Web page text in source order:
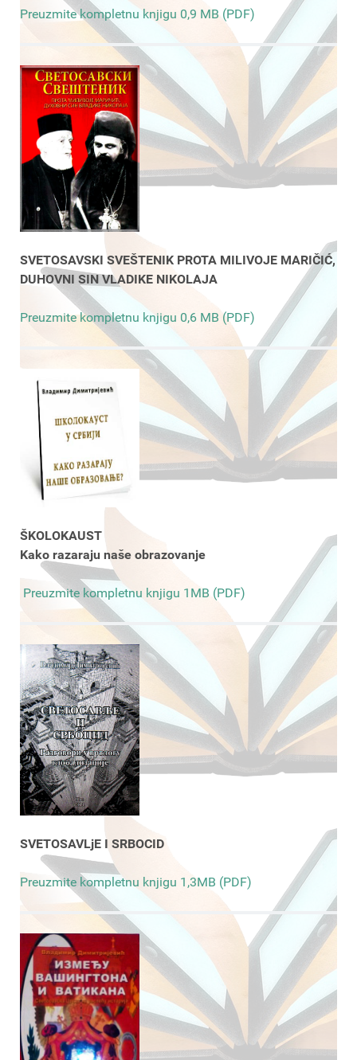
Preuzmite kompletnu knjigu 0,9 MB (PDF)
SVETOSAVSKI SVEŠTENIK PROTA MILIVOJE MARIČIĆ,
DUHOVNI SIN VLADIKE NIKOLAJA
Preuzmite kompletnu knjigu 0,6 MB (PDF)
ŠKOLOKAUST
Kako razaraju naše obrazovanje
Preuzmite kompletnu knjigu 1MB (PDF)
SVETOSAVLjE I SRBOCID
Preuzmite kompletnu knjigu 1,3MB (PDF)